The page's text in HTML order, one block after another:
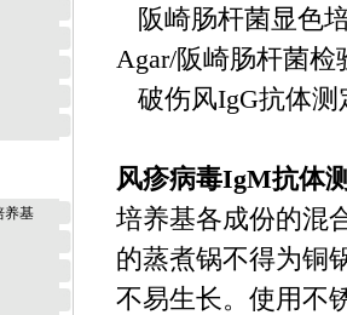
养基
阪崎肠杆菌显色培
Agar/阪崎肠杆菌
破伤风IgG抗体
风疹病毒IgM抗体
培养基各成份的混
的蒸煮锅不得为铜
不易生长。使用不